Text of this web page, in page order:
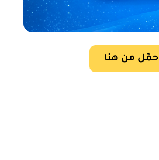
حمّل من هنا